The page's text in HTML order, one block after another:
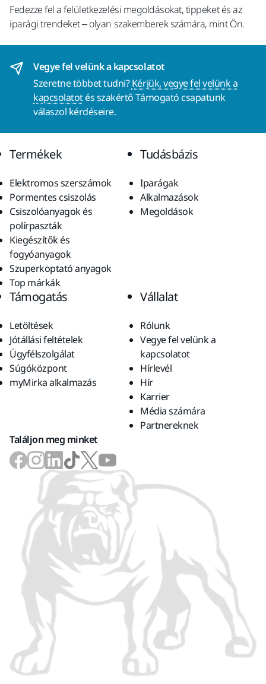
Fedezze fel a felületkezelési megoldásokat, tippeket és az
iparági trendeket – olyan szakemberek számára, mint Ön.
Vegye fel velünk a kapcsolatot
Szeretne többet tudni?Kérjük, vegye fel velünk a
kapcsolatotés szakértő Támogató csapatunk
válaszol kérdéseire.
Termékek
Elektromos szerszámok
Pormentes csiszolás
Csiszolóanyagok és
polírpaszták
Kiegészítők és
fogyóanyagok
Szuperkoptató anyagok
Top márkák
Tudásbázis
Iparágak
Alkalmazások
Megoldások
Támogatás
Letöltések
Jótállási feltételek
Ügyfélszolgálat
Súgóközpont
myMirka alkalmazás
Vállalat
Rólunk
Vegye fel velünk a
kapcsolatot
Hírlevél
Hír
Karrier
Média számára
Partnereknek
Találjon meg minket